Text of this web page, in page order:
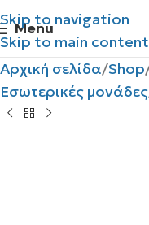
Skip to navigation
Skip to main content
Menu
Αρχική σελίδα Shop
Εσωτερικές μονάδες